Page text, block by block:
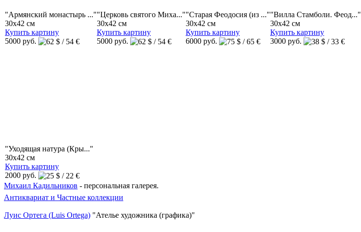
"Армянский монастырь ..."
30x42 см
Купить картину
5000 руб.
"Церковь святого Миха..."
30x42 см
Купить картину
5000 руб.
"Старая Феодосия (из ..."
30x42 см
Купить картину
6000 руб.
"Вилла Стамболи. Феод..."
30x42 см
Купить картину
3000 руб.
"Уходящая натура (Кры..."
30x42 см
Купить картину
2000 руб.
Михаил Кадильников - персональная галерея.
Антиквариат и Частные коллекции
Луис Ортега (Luis Ortega) "Ателье художника (графика)"